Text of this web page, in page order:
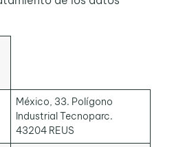
México, 33. Polígono
Industrial Tecnoparc.
43204 REUS